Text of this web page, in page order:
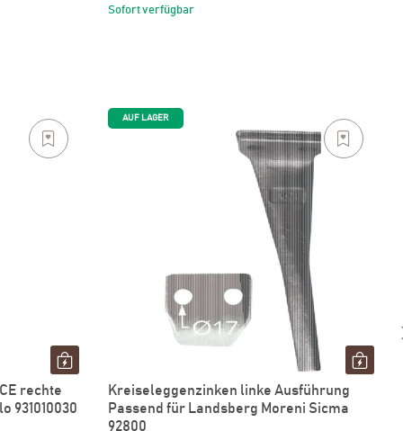
Sofort verfügbar
rechte
931010030
AUF LAGER
Kreiseleggenzinken linke Ausführung
Passend für Landsberg Moreni Sicma
92800